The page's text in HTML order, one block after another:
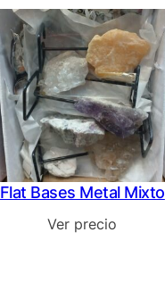
Flat Bases Metal Mixto
Ver precio